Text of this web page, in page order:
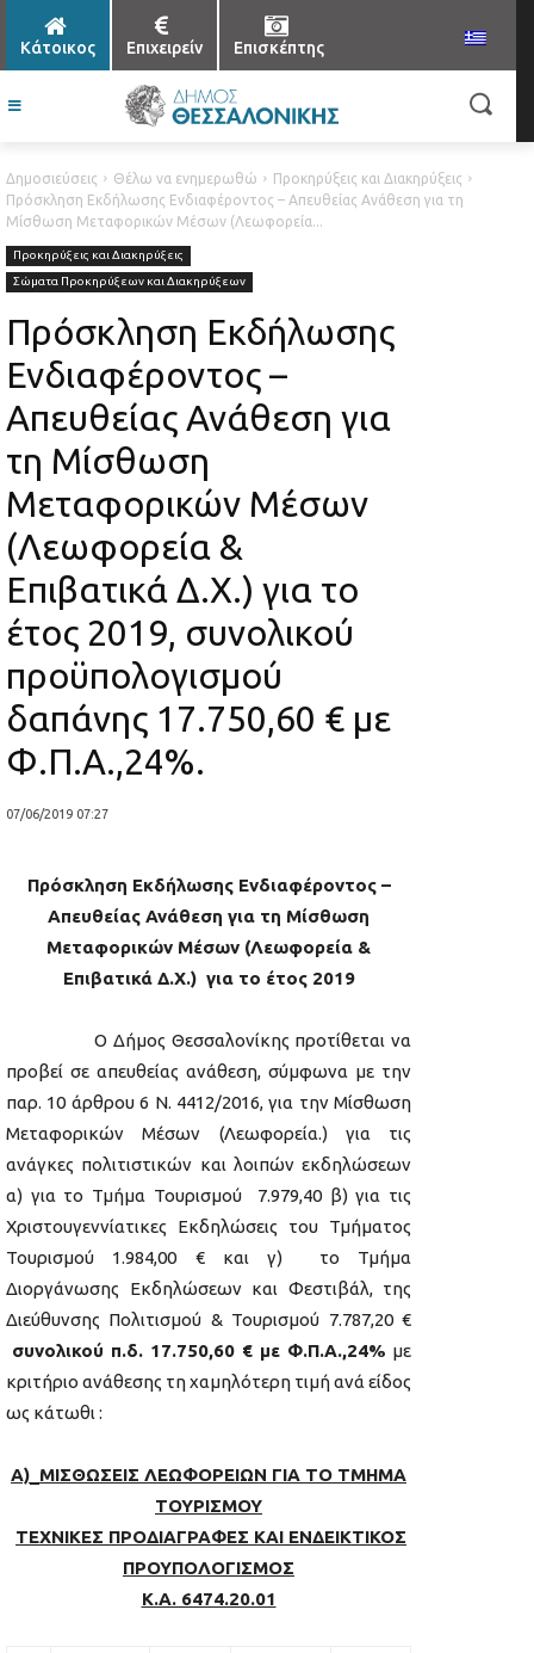
Κάτοικος Επιχειρείν Επισκέπτης
Δημοσιεύσεις Θέλω να ενημερωθώ
Προκηρύξεις και Διακηρύξεις
Πρόσκληση Εκδήλωσης Ενδιαφέροντος – Απευθείας Ανάθεση για τη
Μίσθωση Μεταφορικών Μέσων (Λεωφορεία...
Προκηρύξεις και Διακηρύξεις
Σώματα Προκηρύξεων και Διακηρύξεων
Πρόσκληση Εκδήλωσης
Ενδιαφέροντος –
Απευθείας Ανάθεση για
τη Μίσθωση
Μεταφορικών Μέσων
(Λεωφορεία &
Επιβατικά Δ.Χ.) για το
έτος 2019, συνολικού
προϋπολογισμού
δαπάνης 17.750,60 € με
Φ.Π.Α.,24%.
07/06/2019 07:27
Πρόσκληση Εκδήλωσης Ενδιαφέροντος –
Απευθείας Ανάθεση για τη Μίσθωση
Μεταφορικών Μέσων (Λεωφορεία &
Επιβατικά Δ.Χ.) για το έτος 2019
O Δήμος Θεσσαλονίκης προτίθεται να
προβεί σε απευθείας ανάθεση, σύμφωνα με την
παρ. 10 άρθρου 6 Ν. 4412/2016, για την Μίσθωση
Μεταφορικών Μέσων (Λεωφορεία.) για τις
ανάγκες πολιτιστικών και λοιπών εκδηλώσεων
α) για το Τμήμα Τουρισμού 7.979,40 β) για τις
Χριστουγεννίατικες Εκδηλώσεις του Τμήματος
Τουρισμού 1.984,00 € και γ) το Τμήμα
Διοργάνωσης Εκδηλώσεων και Φεστιβάλ, της
Διεύθυνσης Πολιτισμού & Τουρισμού 7.787,20 €
συνολικού π.δ. 17.750,60 € με Φ.Π.Α.,24% με
κριτήριο ανάθεσης τη χαμηλότερη τιμή ανά είδος
ως κάτωθι :
Α)_ΜΙΣΘΩΣΕΙΣ ΛΕΩΦΟΡΕΙΩΝ ΓΙΑ ΤΟ ΤΜΗΜΑ
ΤΟΥΡΙΣΜΟΥ
ΤΕΧΝΙΚΕΣ ΠΡΟΔΙΑΓΡΑΦΕΣ ΚΑΙ ΕΝΔΕΙΚΤΙΚΟΣ
ΠΡΟΥΠΟΛΟΓΙΣΜΟΣ
Κ.Α. 6474.20.01